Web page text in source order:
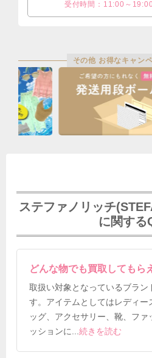
受付時間：11:00～
その他 お得なキャン
ステファノリッチ
に関する
どんな物でも買取してもら
取扱い対象となっているブラン
す。アイテムとしてはレディー
ッグ、アクセサリー、靴、フ
ッションに...続きを読む